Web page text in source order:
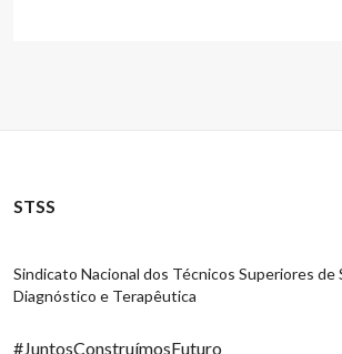
STSS
Sindicato Nacional dos Técnicos Superiores de
Diagnóstico e Terapêutica
#JuntosConstruímosFuturo